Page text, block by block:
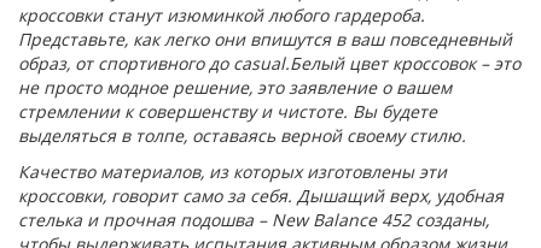
кроссовки станут изюминкой любого гардероба.
Представьте, как легко они впишутся в ваш повседневный
образ, от спортивного до casual.Белый цвет кроссовок – это
не просто модное решение, это заявление о вашем
стремлении к совершенству и чистоте. Вы будете
выделяться в толпе, оставаясь верной своему стилю.
Качество материалов, из которых изготовлены эти
кроссовки, говорит само за себя. Дышащий верх, удобная
стелька и прочная подошва – New Balance 452 созданы,